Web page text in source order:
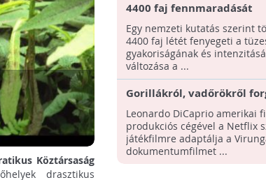
Köztársaság
drasztikus
4400 faj fennmaradását
veszélyeztetik az egyre
erdő- és bozóttüzek
Egy nemzeti kutatás szerint
4400 faj létét fenyegeti a
gyakoriságának és
változása a ...
Gorillákról, vadőrökről
filmet Leonardo DiCaprio
Leonardo DiCaprio amerikai
produkciós cégével a Netflix
játékfilmre adaptálja a
dokumentumfilmet ...